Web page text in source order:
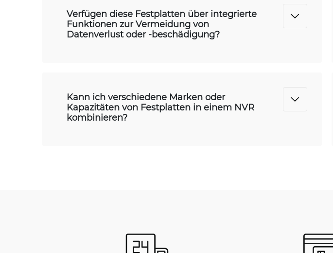
Verfügen diese Festplatten über integrierte
Funktionen zur Vermeidung von
Datenverlust oder -beschädigung?
Kann ich verschiedene Marken oder
Kapazitäten von Festplatten in einem NVR
kombinieren?